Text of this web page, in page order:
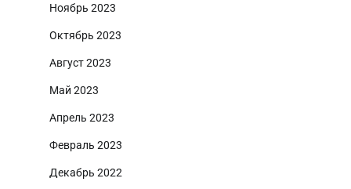
Ноябрь 2023
Октябрь 2023
Август 2023
Май 2023
Апрель 2023
Февраль 2023
Декабрь 2022